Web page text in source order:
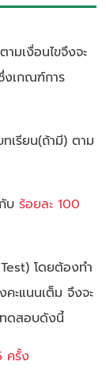
มเงื่อนไขจึงจะ
เกณฑ์การ
เรียน(ถ้ามี) ตาม
บ ร้อยละ 100
โดยต้องทำ
คะแนนเต็ม จึงจะ
ทดสอบดังนี้
ครั้ง